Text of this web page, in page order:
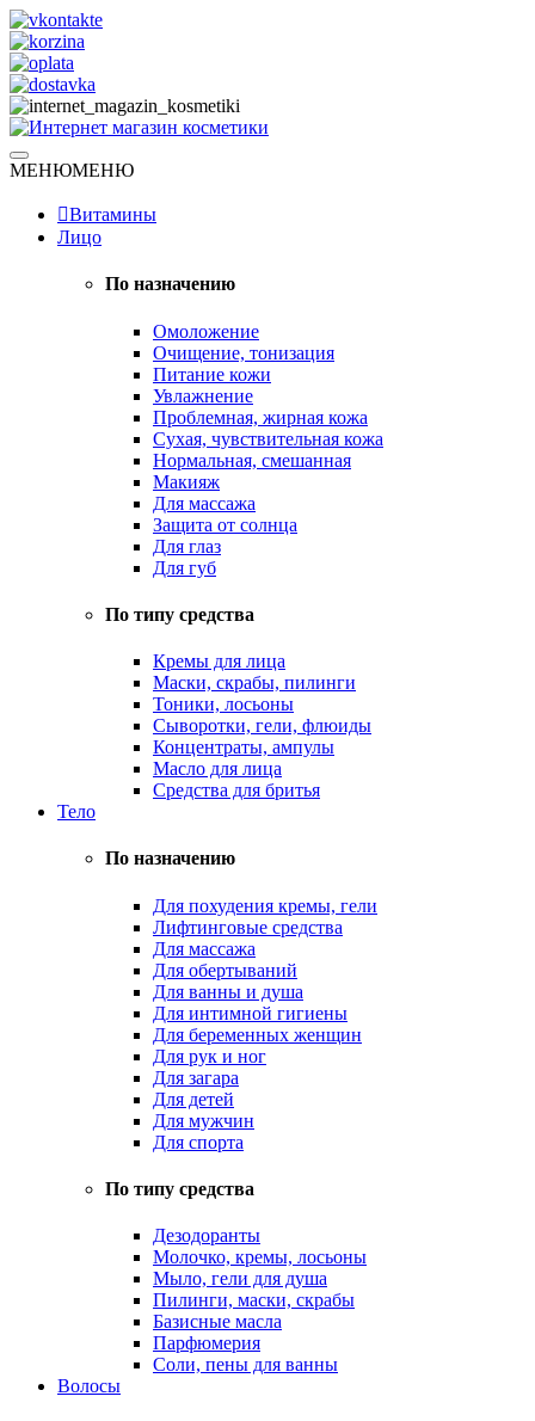
Skip
to
content
Интернет магазин косметики
Натуральная косметика
МЕНЮМЕНЮ
Витамины
Лицо
По назначению
Омоложение
Очищение, тонизация
Питание кожи
Увлажнение
Проблемная, жирная кожа
Сухая, чувствительная кожа
Нормальная, смешанная
Макияж
Для массажа
Защита от солнца
Для глаз
Для губ
По типу средства
Кремы для лица
Маски, скрабы, пилинги
Тоники, лосьоны
Сыворотки, гели, флюиды
Концентраты, ампулы
Масло для лица
Средства для бритья
Тело
По назначению
Для похудения кремы, гели
Лифтинговые средства
Для массажа
Для обертываний
Для ванны и душа
Для интимной гигиены
Для беременных женщин
Для рук и ног
Для загара
Для детей
Для мужчин
Для спорта
По типу средства
Дезодоранты
Молочко, кремы, лосьоны
Мыло, гели для душа
Пилинги, маски, скрабы
Базисные масла
Парфюмерия
Соли, пены для ванны
Волосы